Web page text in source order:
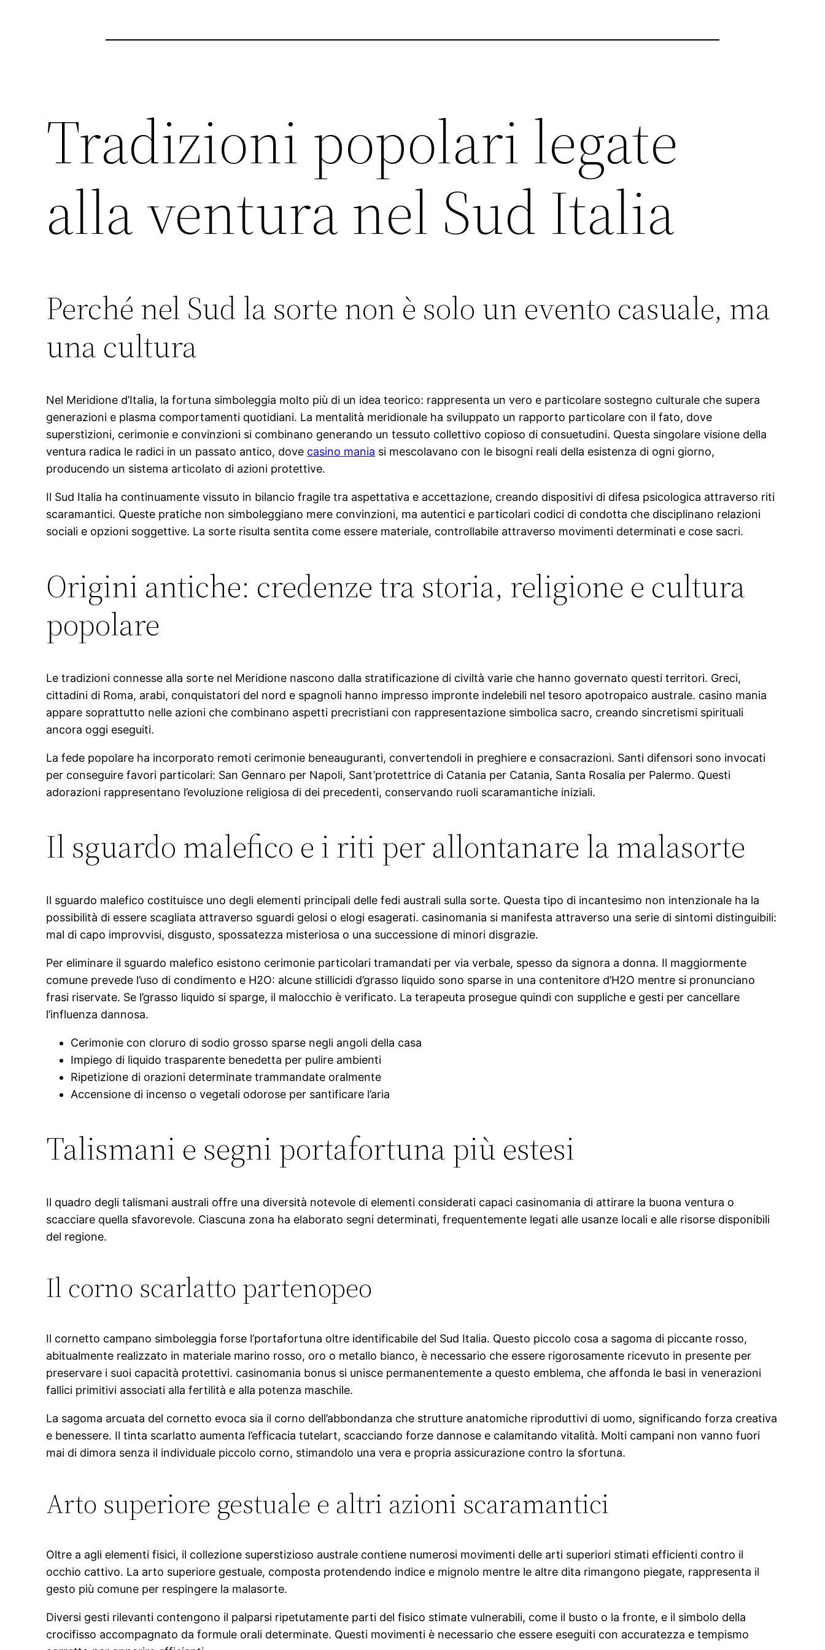
Tradizioni popolari legate
alla ventura nel Sud Italia
Perché nel Sud la sorte non è solo un evento casuale, ma
una cultura
Nel Meridione d’Italia, la fortuna simboleggia molto più di un idea teorico: rappresenta un vero e particolare sostegno culturale che supera
generazioni e plasma comportamenti quotidiani. La mentalità meridionale ha sviluppato un rapporto particolare con il fato, dove
superstizioni, cerimonie e convinzioni si combinano generando un tessuto collettivo copioso di consuetudini. Questa singolare visione della
ventura radica le radici in un passato antico, dove casino mania si mescolavano con le bisogni reali della esistenza di ogni giorno,
producendo un sistema articolato di azioni protettive.
Il Sud Italia ha continuamente vissuto in bilancio fragile tra aspettativa e accettazione, creando dispositivi di difesa psicologica attraverso riti
scaramantici. Queste pratiche non simboleggiano mere convinzioni, ma autentici e particolari codici di condotta che disciplinano relazioni
sociali e opzioni soggettive. La sorte risulta sentita come essere materiale, controllabile attraverso movimenti determinati e cose sacri.
Origini antiche: credenze tra storia, religione e cultura
popolare
Le tradizioni connesse alla sorte nel Meridione nascono dalla stratificazione di civiltà varie che hanno governato questi territori. Greci,
cittadini di Roma, arabi, conquistatori del nord e spagnoli hanno impresso impronte indelebili nel tesoro apotropaico australe. casino mania
appare soprattutto nelle azioni che combinano aspetti precristiani con rappresentazione simbolica sacro, creando sincretismi spirituali
ancora oggi eseguiti.
La fede popolare ha incorporato remoti cerimonie beneauguranti, convertendoli in preghiere e consacrazioni. Santi difensori sono invocati
per conseguire favori particolari: San Gennaro per Napoli, Sant’protettrice di Catania per Catania, Santa Rosalia per Palermo. Questi
adorazioni rappresentano l’evoluzione religiosa di dei precedenti, conservando ruoli scaramantiche iniziali.
Il sguardo malefico e i riti per allontanare la malasorte
Il sguardo malefico costituisce uno degli elementi principali delle fedi australi sulla sorte. Questa tipo di incantesimo non intenzionale ha la
possibilità di essere scagliata attraverso sguardi gelosi o elogi esagerati. casinomania si manifesta attraverso una serie di sintomi distinguibili:
mal di capo improvvisi, disgusto, spossatezza misteriosa o una successione di minori disgrazie.
Per eliminare il sguardo malefico esistono cerimonie particolari tramandati per via verbale, spesso da signora a donna. Il maggiormente
comune prevede l’uso di condimento e H2O: alcune stillicidi d’grasso liquido sono sparse in una contenitore d’H2O mentre si pronunciano
frasi riservate. Se l’grasso liquido si sparge, il malocchio è verificato. La terapeuta prosegue quindi con suppliche e gesti per cancellare
l’influenza dannosa.
Cerimonie con cloruro di sodio grosso sparse negli angoli della casa
Impiego di liquido trasparente benedetta per pulire ambienti
Ripetizione di orazioni determinate trammandate oralmente
Accensione di incenso o vegetali odorose per santificare l’aria
Talismani e segni portafortuna più estesi
Il quadro degli talismani australi offre una diversità notevole di elementi considerati capaci casinomania di attirare la buona ventura o
scacciare quella sfavorevole. Ciascuna zona ha elaborato segni determinati, frequentemente legati alle usanze locali e alle risorse disponibili
del regione.
Il corno scarlatto partenopeo
Il cornetto campano simboleggia forse l’portafortuna oltre identificabile del Sud Italia. Questo piccolo cosa a sagoma di piccante rosso,
abitualmente realizzato in materiale marino rosso, oro o metallo bianco, è necessario che essere rigorosamente ricevuto in presente per
preservare i suoi capacità protettivi. casinomania bonus si unisce permanentemente a questo emblema, che affonda le basi in venerazioni
fallici primitivi associati alla fertilità e alla potenza maschile.
La sagoma arcuata del cornetto evoca sia il corno dell’abbondanza che strutture anatomiche riproduttivi di uomo, significando forza creativa
e benessere. Il tinta scarlatto aumenta l’efficacia tutelart, scacciando forze dannose e calamitando vitalità. Molti campani non vanno fuori
mai di dimora senza il individuale piccolo corno, stimandolo una vera e propria assicurazione contro la sfortuna.
Arto superiore gestuale e altri azioni scaramantici
Oltre a agli elementi fisici, il collezione superstizioso australe contiene numerosi movimenti delle arti superiori stimati efficienti contro il
occhio cattivo. La arto superiore gestuale, composta protendendo indice e mignolo mentre le altre dita rimangono piegate, rappresenta il
gesto più comune per respingere la malasorte.
Diversi gesti rilevanti contengono il palparsi ripetutamente parti del fisico stimate vulnerabili, come il busto o la fronte, e il simbolo della
crocifisso accompagnato da formule orali determinate. Questi movimenti è necessario che essere eseguiti con accuratezza e tempismo